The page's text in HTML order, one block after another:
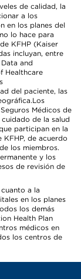
de calidad, la
a los
en los planes del
lo hace para
KFHP (Kaiser
incluyan, entre
and
Healthcare
del paciente, las
Médicos de
de la salud
participan en la
de acuerdo
los miembros.
y los
de revisión de
a la
en los planes
los demás
Health Plan
médicos en
los centros de